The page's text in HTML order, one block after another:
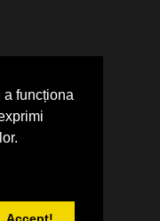
a funcționa